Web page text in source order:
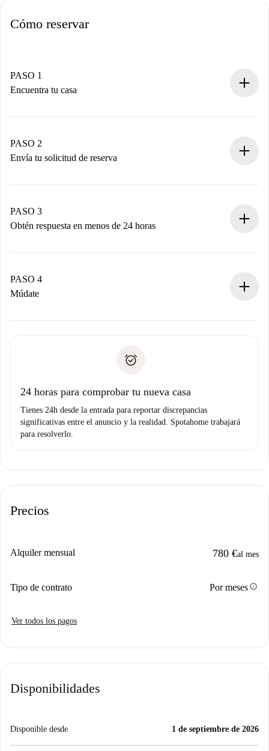
Cómo reservar
PASO 1
Encuentra tu casa
Tienes toda la información necesaria por adelantado.
PASO 2
Envía tu solicitud de reserva
propietario acepte.
PASO 3
Obtén respuesta en menos de 24 horas
contacto con el propietario.
Si es rechazada: No te haremos ningún cargo y te
Prueba de solvencia
PASO 4
Múdate
no nos comunicas ningún problema.
24 horas para comprobar tu nueva casa
Tienes 24h desde la entrada para reportar discrepancias
significativas entre el anuncio y la realidad. Spotahome trabajará
para resolverlo.
Precios
Alquiler mensual 780 €al mes
Tipo de contrato Por mesesinfo
Ver todos los pagos
Disponibilidades
Disponible desde 1 de septiembre de 2026